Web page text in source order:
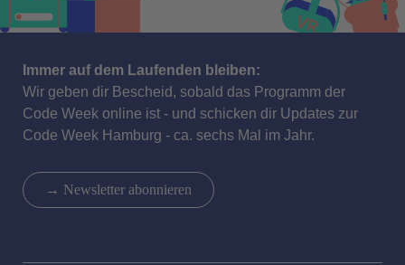
Immer auf dem Laufenden bleiben:
Wir geben dir Bescheid, sobald das Programm der
Code Week online ist - und schicken dir Updates zur
Code Week Hamburg - ca. sechs Mal im Jahr.
→ Newsletter abonnieren